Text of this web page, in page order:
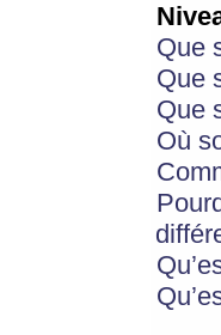
Que
Que
Que
Où